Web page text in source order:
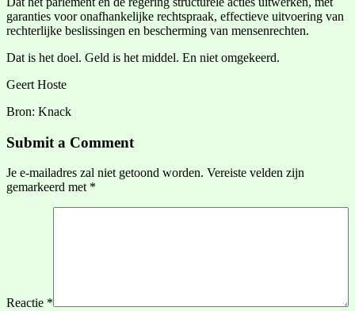
garanties voor onafhankelijke rechtspraak, effectieve uitvoering van
rechterlijke beslissingen en bescherming van mensenrechten.
Dat is het doel. Geld is het middel. En niet omgekeerd.
Geert Hoste
Bron: Knack
Submit a Comment
Je e-mailadres zal niet getoond worden. Vereiste velden zijn
gemarkeerd met *
Reactie *